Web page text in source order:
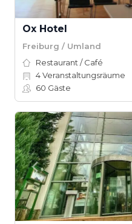
Ox Hotel
Freiburg / Umland
Restaurant / Café
4Veranstaltungsräume
60 Gäste